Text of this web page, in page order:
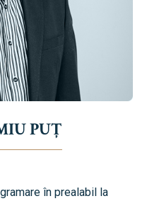
PUȚ
în prealabil la